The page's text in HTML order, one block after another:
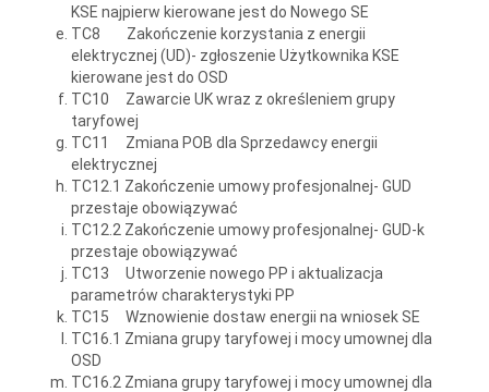
KSE najpierw kierowane jest do Nowego SE
TC8 Zakończenie korzystania z energii
elektrycznej (UD)- zgłoszenie Użytkownika KSE
kierowane jest do OSD
TC10 Zawarcie UK wraz z określeniem grupy
taryfowej
TC11 Zmiana POB dla Sprzedawcy energii
elektrycznej
TC12.1 Zakończenie umowy profesjonalnej- GUD
przestaje obowiązywać
TC12.2 Zakończenie umowy profesjonalnej- GUD-k
przestaje obowiązywać
TC13 Utworzenie nowego PP i aktualizacja
parametrów charakterystyki PP
TC15 Wznowienie dostaw energii na wniosek SE
TC16.1 Zmiana grupy taryfowej i mocy umownej dla
OSD
TC16.2 Zmiana grupy taryfowej i mocy umownej dla